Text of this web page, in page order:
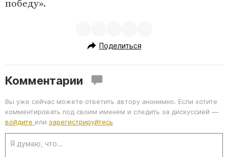
победу».
Поделиться
Комментарии
Вы уже сейчас можете ответить автору анонимно. Если хотите
комментировать под своим именем и следить за дискуссией —
войдите или зарегистрируйтесь